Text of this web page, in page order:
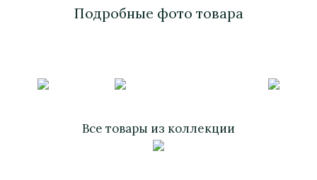
Подробные фото товара
Все товары из коллекции